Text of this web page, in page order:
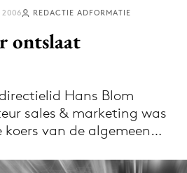
via de Adformatie
app
2006 REDACTIE ADFORMATIE
ontslaat
Hans Blom
sales & marketing was
koers van de algemeen…